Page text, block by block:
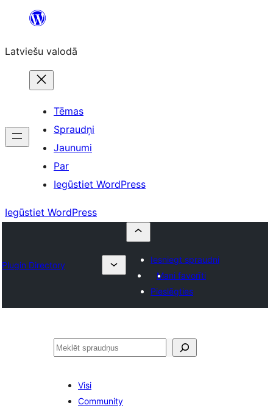
Pāriet
saturu
Latviešu valodā
Tēmas
Spraudņi
Jaunumi
Par
Iegūstiet WordPress
Iegūstiet WordPress
Plugin Directory
Iesniegt spraudni
Mani favorīti
Pieslēgties
Meklēt
Visi
Community